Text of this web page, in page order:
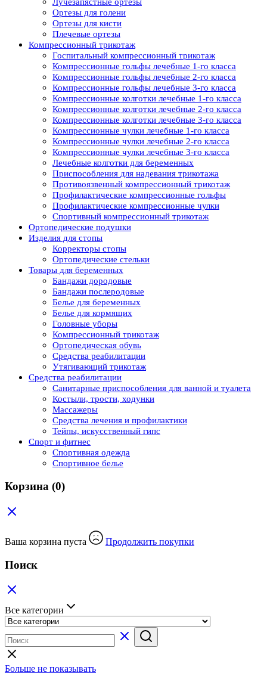
Лучезапястные ортезы
Ортезы для голени
Ортезы для кисти
Плечевые ортезы
Компрессионный трикотаж
Госпитальный компрессионный трикотаж
Компрессионные гольфы лечебные 1-го класса
Компрессионные гольфы лечебные 2-го класса
Компрессионные гольфы лечебные 3-го класса
Компрессионные колготки лечебные 1-го класса
Компрессионные колготки лечебные 2-го класса
Компрессионные колготки лечебные 3-го класса
Компрессионные чулки лечебные 1-го класса
Компрессионные чулки лечебные 2-го класса
Компрессионные чулки лечебные 3-го класса
Лечебные колготки для беременных
Приспособления для надевания трикотажа
Противоязвенный компрессионный трикотаж
Профилактические компрессионные гольфы
Профилактические компрессионные чулки
Спортивный компрессионный трикотаж
Ортопедические подушки
Изделия для стопы
Корректоры стопы
Ортопедические стельки
Товары для беременных
Бандажи дородовые
Бандажи послеродовые
Белье для беременных
Белье для кормящих
Головные уборы
Компрессионный трикотаж
Ортопедическая обувь
Средства реабилитации
Утягивающий трикотаж
Средства реабилитации
Cанитарные приспособления для ванной и туалета
Костыли, трости, ходунки
Массажеры
Средства лечения и профилактики
Тейпы, искусственный гипс
Спорт и фитнес
Спортивная одежда
Спортивное белье
Корзина (0)
Ваша корзина пуста Продолжить покупки
Поиск
Все категории
Больше не показывать